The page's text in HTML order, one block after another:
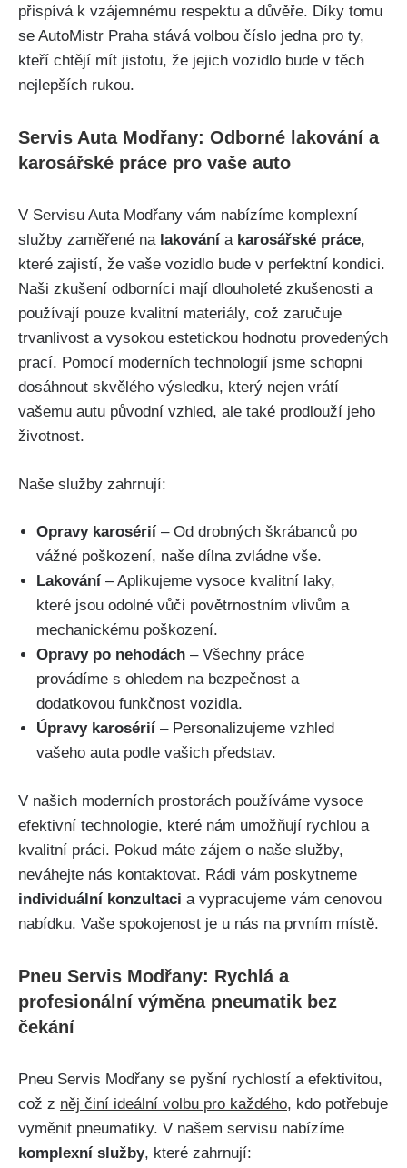
přispívá k vzájemnému respektu ‌a důvěře. Díky tomu
se AutoMistr Praha stává volbou číslo jedna pro ty,
kteří chtějí mít jistotu, že jejich ⁤vozidlo bude v těch
nejlepších rukou.
Servis Auta Modřany:‌ Odborné‌ lakování a
karosářské práce pro vaše auto
V Servisu Auta Modřany vám nabízíme komplexní
služby zaměřené na lakování a karosářské práce,
které​ zajistí, že vaše vozidlo bude v perfektní kondici.
Naši zkušení​ odborníci mají dlouholeté zkušenosti a
používají pouze kvalitní materiály, což zaručuje
trvanlivost a vysokou ⁣estetickou hodnotu provedených
​prací. Pomocí moderních technologií jsme schopni
dosáhnout skvělého výsledku,⁤ který nejen vrátí
vašemu autu původní ​vzhled,⁤ ale⁣ také prodlouží jeho
životnost.
Naše služby zahrnují:
Opravy karosérií – Od drobných škrábanců po
vážné poškození, naše dílna ‍zvládne vše.
Lakování – Aplikujeme vysoce kvalitní laky,
které jsou odolné vůči povětrnostním vlivům a‌
mechanickému poškození.
Opravy po nehodách ⁢– Všechny práce
provádíme s⁢ ohledem na bezpečnost a
dodatkovou⁤ funkčnost vozidla.
Úpravy karosérií – Personalizujeme vzhled
vašeho auta ⁤podle vašich představ.
V našich moderních prostorách používáme vysoce‌
efektivní technologie, které nám umožňují rychlou a
kvalitní práci. Pokud máte ‌zájem o naše služby,
neváhejte nás kontaktovat. ⁤Rádi vám poskytneme
individuální konzultaci a vypracujeme vám cenovou
nabídku. Vaše spokojenost je u​ nás na prvním místě.
Pneu Servis Modřany: Rychlá a
profesionální výměna pneumatik​ bez
⁢čekání
Pneu Servis Modřany se pyšní rychlostí a efektivitou,
což z něj‌ činí‍ ideální volbu pro každého, kdo potřebuje
vyměnit pneumatiky. V našem servisu nabízíme
komplexní služby, které zahrnují: